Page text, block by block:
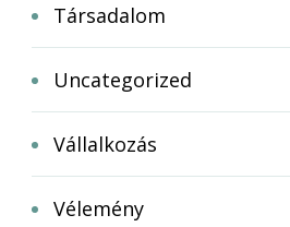
Társadalom
Uncategorized
Vállalkozás
Vélemény